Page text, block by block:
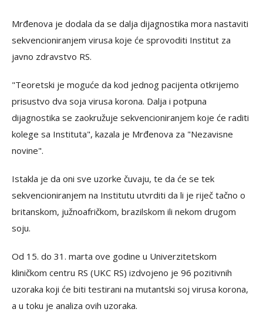
Mrđenova je dodala da se dalja dijagnostika mora nastaviti
sekvencioniranjem virusa koje će sprovoditi Institut za
javno zdravstvo RS.
"Teoretski je moguće da kod jednog pacijenta otkrijemo
prisustvo dva soja virusa korona. Dalja i potpuna
dijagnostika se zaokružuje sekvencioniranjem koje će raditi
kolege sa Instituta", kazala je Mrđenova za "Nezavisne
novine".
Istakla je da oni sve uzorke čuvaju, te da će se tek
sekvencioniranjem na Institutu utvrditi da li je riječ tačno o
britanskom, južnoafričkom, brazilskom ili nekom drugom
soju.
Od 15. do 31. marta ove godine u Univerzitetskom
kliničkom centru RS (UKC RS) izdvojeno je 96 pozitivnih
uzoraka koji će biti testirani na mutantski soj virusa korona,
a u toku je analiza ovih uzoraka.